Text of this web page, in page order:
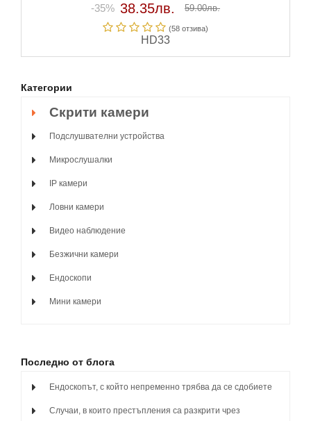
-35% 38.35лв. 59.00лв.
(58 отзивa)
HD33
Категории
Скрити камери
Подслушвателни устройства
Микрослушалки
IP камери
Ловни камери
Видео наблюдение
Безжични камери
Ендоскопи
Мини камери
Последно от блога
Ендоскопът, с който непременно трябва да се сдобиете
Случаи, в които престъпления са разкрити чрез